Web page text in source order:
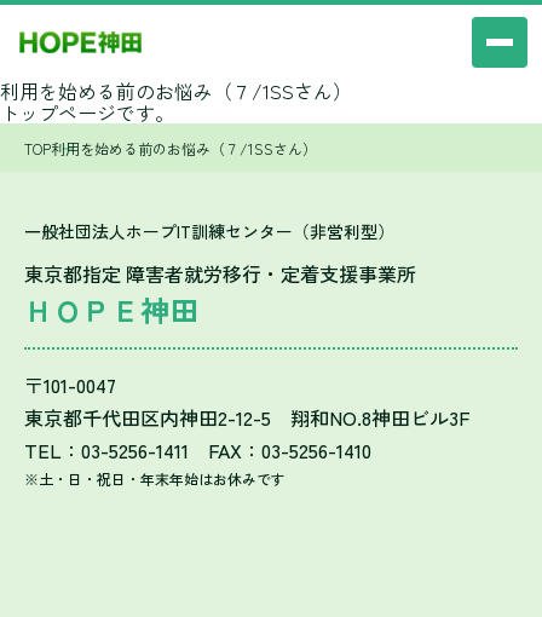
利用を始める前のお悩み（７/1SSさん）
トップページです。
TOP利用を始める前のお悩み（７/1SSさん）
一般社団法人ホープIT訓練センター（非営利型）
東京都指定 障害者就労移行・定着支援事業所
ＨＯＰＥ神田
〒101-0047
東京都千代田区内神田2-12-5 翔和NO.8神田ビル3F
TEL：03-5256-1411 FAX：03-5256-1410
※土・日・祝日・年末年始はお休みです